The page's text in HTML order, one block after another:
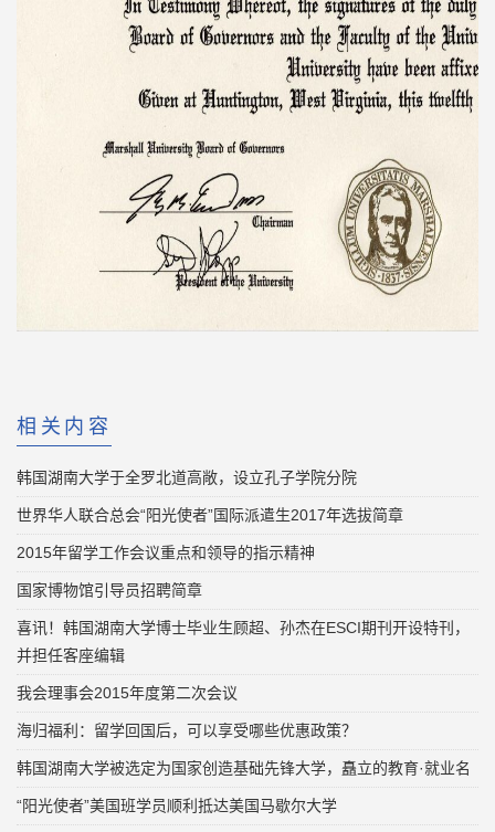
相关内容
韩国湖南大学于全罗北道高敞，设立孔子学院分院
世界华人联合总会“阳光使者”国际派遣生2017年选拔简章
2015年留学工作会议重点和领导的指示精神
国家博物馆引导员招聘简章
喜讯！韩国湖南大学博士毕业生顾超、孙杰在ESCI期刊开设特刊，
并担任客座编辑
我会理事会2015年度第二次会议
海归福利：留学回国后，可以享受哪些优惠政策？
韩国湖南大学被选定为国家创造基础先锋大学，矗立的教育·就业名
“阳光使者”美国班学员顺利抵达美国马歇尔大学